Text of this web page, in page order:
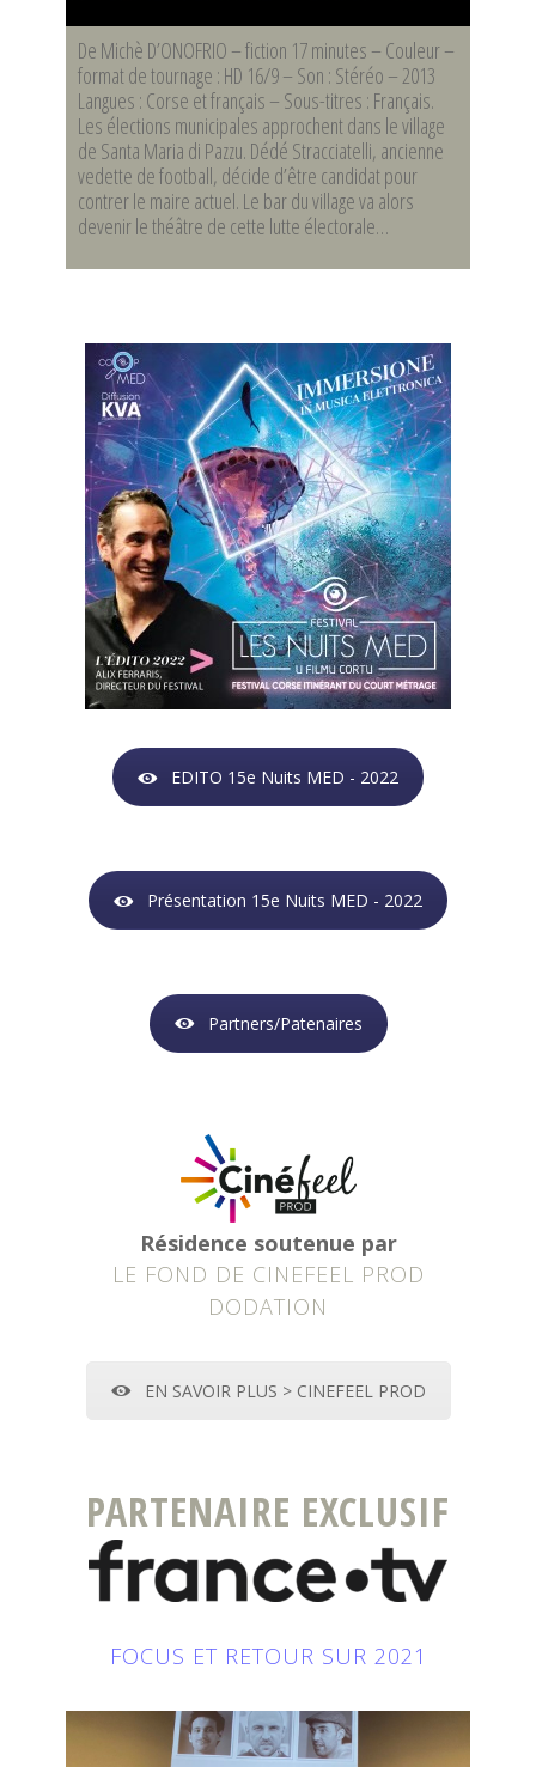
De Michè D’ONOFRIO – fiction 17 minutes – Couleur –
format de tournage : HD 16/9 – Son : Stéréo – 2013
Langues : Corse et français – Sous-titres : Français.
Les élections municipales approchent dans le village
de Santa Maria di Pazzu. Dédé Stracciatelli, ancienne
vedette de football, décide d’être candidat pour
contrer le maire actuel. Le bar du village va alors
devenir le théâtre de cette lutte électorale…
EDITO 15e Nuits MED - 2022
Présentation 15e Nuits MED - 2022
Partners/Patenaires
Résidence soutenue par
LE FOND DE CINEFEEL PROD
DODATION
EN SAVOIR PLUS > CINEFEEL PROD
PARTENAIRE EXCLUSIF
FOCUS ET RETOUR SUR 2021